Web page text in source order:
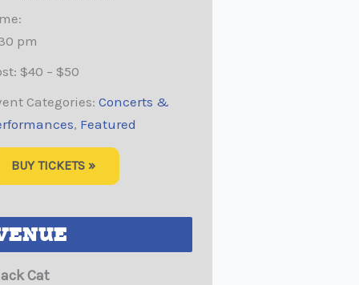
pm
$40 – $50
Categories: Concerts &
, Featured
BUY TICKETS »
Cat